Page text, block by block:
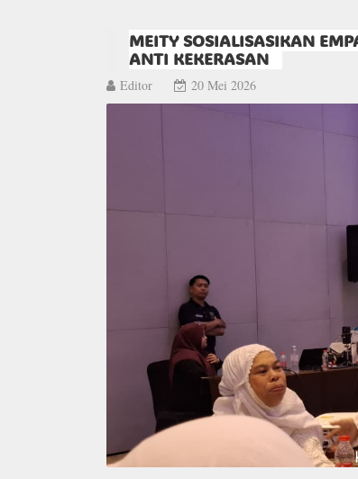
MEITY SOSIALISASIKAN
ANTI KEKERASAN
Editor 20 Mei 2026